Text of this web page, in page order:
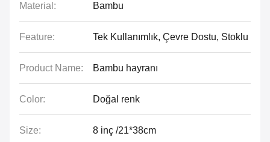
Material: Bambu
Feature: Tek Kullanımlık, Çevre Dostu, Stoklu
Product Name: Bambu hayranı
Color: Doğal renk
Size: 8 inç /21*38cm